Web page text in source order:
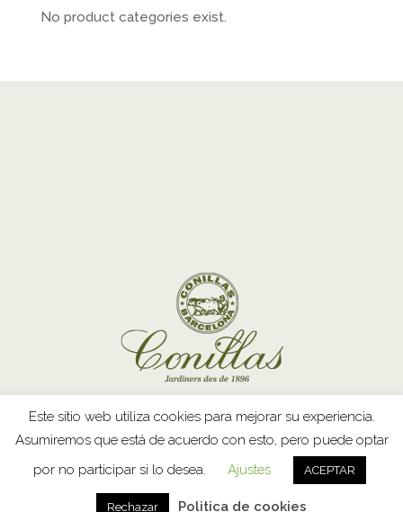
No product categories exist.
Copyright © 2026 · Conillas ·Legal Notice· Privacy Policy·
Términos y condiciones de venta· by
Este sitio web utiliza cookies para mejorar su experiencia.
Asumiremos que está de acuerdo con esto, pero puede optar
por no participar si lo desea.
Ajustes ACEPTAR
Rechazar Politica de cookies